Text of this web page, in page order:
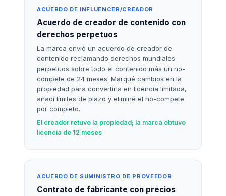
ACUERDO DE INFLUENCER/CREADOR
Acuerdo de creador de contenido con
derechos perpetuos
La marca envió un acuerdo de creador de
contenido reclamando derechos mundiales
perpetuos sobre todo el contenido más un no-
compete de 24 meses. Marqué cambios en la
propiedad para convertirla en licencia limitada,
añadí límites de plazo y eliminé el no-compete
por completo.
El creador retuvo la propiedad; la marca obtuvo
licencia de 12 meses
ACUERDO DE SUMINISTRO DE PROVEEDOR
Contrato de fabricante con precios